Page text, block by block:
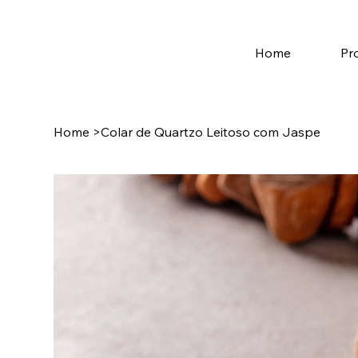
Home
Home >Colar de Quartzo Leitoso com Jaspe